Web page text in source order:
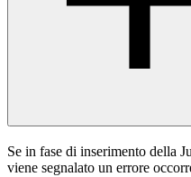
Se in fase di inserimento della
viene segnalato un errore